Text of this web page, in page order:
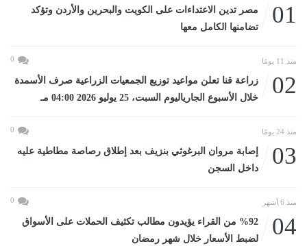
01
مصر تدين الاعتداءات على الكويت والبحرين والأردن وتؤكد
تضامنها الكامل معها
منذ 11 يومًا 0
02
زراعة قنا تعلن مواعيد توزيع الجمعيات الزراعية صرف الأسمدة
خلال الأسبوع الجارياليوم السبت، 25 يوليو 2026 04:00 مـ
منذ 24 يومًا 0
03
إصابة مروان البرغوثي بنزيف بعد إطلاق رصاصة مطاطية عليه
داخل السجن
منذ 6 أشهر 0
04
%92 من القراء يؤيدون مطالب تكثيف الحملات على الأسواق
لضبط الأسعار خلال شهر رمضان